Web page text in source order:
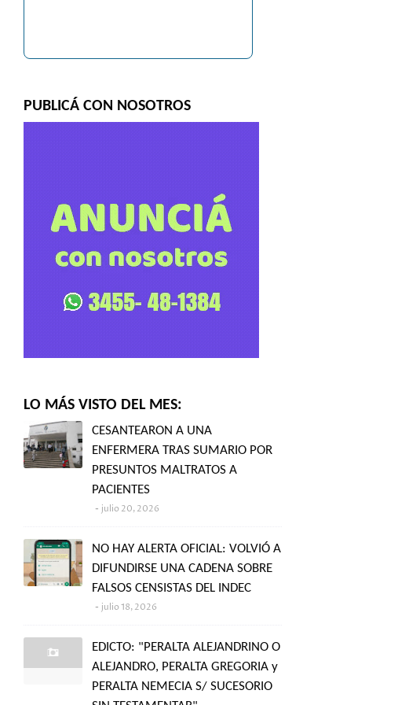
PUBLICÁ CON NOSOTROS
LO MÁS VISTO DEL MES:
CESANTEARON A UNA
ENFERMERA TRAS SUMARIO POR
PRESUNTOS MALTRATOS A
PACIENTES
julio 20, 2026
NO HAY ALERTA OFICIAL: VOLVIÓ A
DIFUNDIRSE UNA CADENA SOBRE
FALSOS CENSISTAS DEL INDEC
julio 18, 2026
EDICTO: "PERALTA ALEJANDRINO O
ALEJANDRO, PERALTA GREGORIA y
PERALTA NEMECIA S/ SUCESORIO